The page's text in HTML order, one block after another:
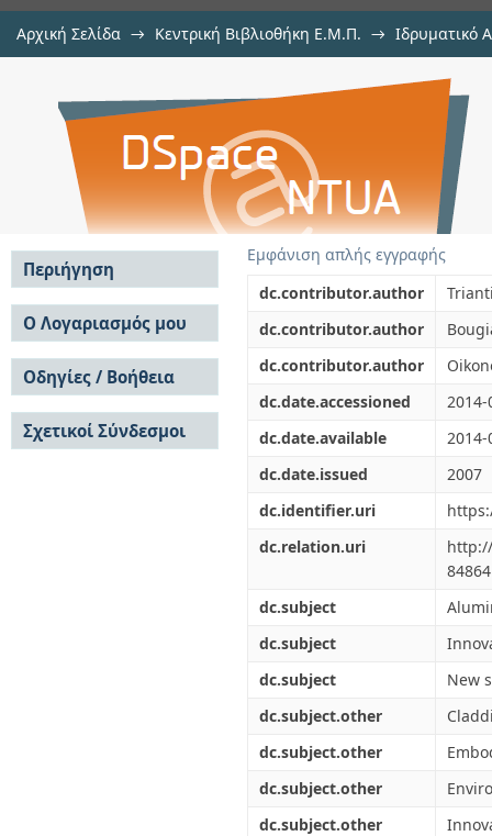
Αρχική Σελίδα → Κεντρική Βιβλιοθήκη Ε.Μ.Π. → Ιδρυματικό
Retrofitting of the NTUA
innovative aluminium ""skin""
Εμφάνιση απλής εγγραφής
dc.contributor.author
dc.contributor.author
dc.contributor.author
dc.date.accessioned
2014-
dc.date.available
2014-
dc.date.issued
2007
dc.identifier.uri
dc.relation.uri
dc.subject
dc.subject
dc.subject
New
dc.subject.other
dc.subject.other
dc.subject.other
dc.subject.other
Περιήγηση
Σε όλο το DSpace
Κοινότητες & Συλλογές
Ανά Ημερομηνία
Έκδοσης
Συγγραφείς
Τίτλοι
Θέματα
Ο Λογαριασμός μου
Σύνδεση
Εγγραφή
Οδηγίες / Βοήθεια
Οδηγίες Υποβολής
Οδηγίες Χρήσης ΙΑ
Συχνές Ερωτήσεις
Σχετικοί Σύνδεσμοι